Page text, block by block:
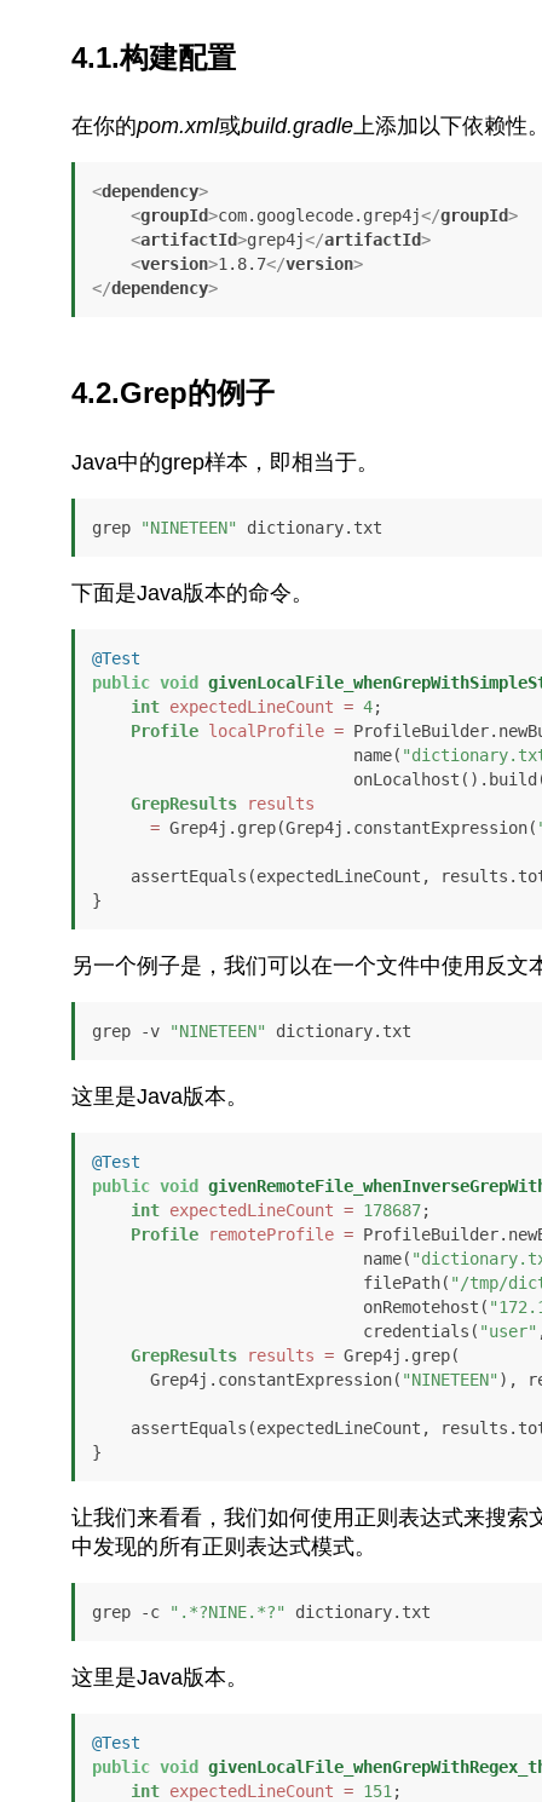
4.1.构建配置
在你的pom.xml或build.gradle上添加以下依赖性
<dependency>
<groupId>com.googlecode.grep4j</groupId>
<artifactId>grep4j</artifactId>
<version>1.8.7</version>
</dependency>
4.2.Grep的例子
Java中的grep样本，即相当于。
grep "NINETEEN"
下面是Java版本的命令。
@Test
public void
int expectedLineCount = 4;
Profile localProfile =
                           name(
GrepResults
results
= Grep4j.grep(Grep4j.constantExpression(
另一个例子是，我们可以在一个文件中使用反
grep -v "NINETEEN"
这里是Java版本。
@Test
public void
int expectedLineCount = 178687;
Profile
remoteProfile =
                            name(
                            filePath(
"/tmp/
                            onRemotehost(
                            credentials(
"user"
GrepResults
results = Grep4j.grep(
      Grep4j.constantExpression(
"NINETEEN" ),
让我们来看看，我们如何使用正则表达式来搜
中发现的所有正则表达式模式。
grep -c ".*?NINE.*?"
这里是Java版本。
@Test
public void
int expectedLineCount = 151 ;